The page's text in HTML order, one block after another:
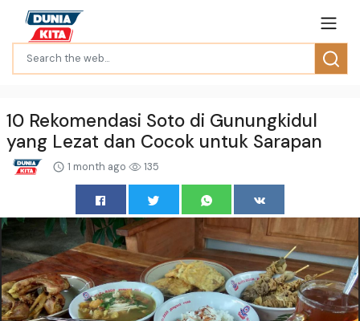
10 Rekomendasi Soto di Gunungkidul
yang Lezat dan Cocok untuk Sarapan
1 month ago 135